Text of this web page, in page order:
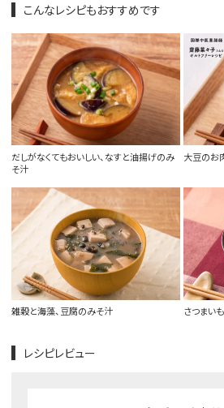
こんなレシピもおすすめです
だしがなくてもおいしい、なすと油揚げのみ
そ汁
大豆のお
雑穀と海藻、豆腐のみそ汁 さつまい
レシピレビュー